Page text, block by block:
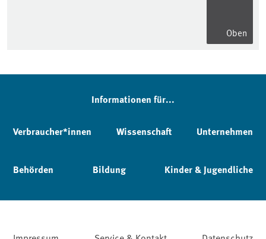
Oben
Informationen für...
Verbraucher*innen Wissenschaft Unternehmen
Behörden Bildung Kinder & Jugendliche